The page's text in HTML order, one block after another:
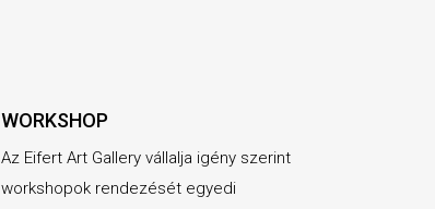
WORKSHOP
Az Eifert Art Gallery vállalja igény szerint
workshopok rendezését egyedi